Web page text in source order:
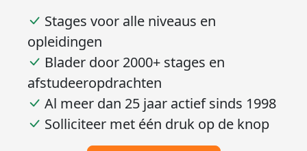
Stages voor alle niveaus en
opleidingen
Blader door 2000+ stages en
afstudeeropdrachten
Al meer dan 25 jaar actief sinds 1998
Solliciteer met één druk op de knop